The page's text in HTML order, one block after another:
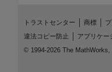
トラストセンター 商標
違法コピー防止
アプリケー
© 1994-2026 The MathWorks,